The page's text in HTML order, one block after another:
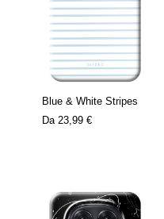
Blue & White Stripes
Da 23,99 €